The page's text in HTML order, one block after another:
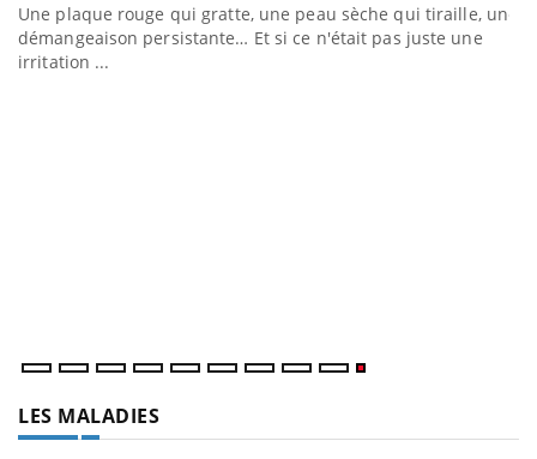
Une plaque rouge qui gratte, une peau sèche qui tiraille, une
démangeaison persistante… Et si ce n'était pas juste une
irritation ...
LES MALADIES